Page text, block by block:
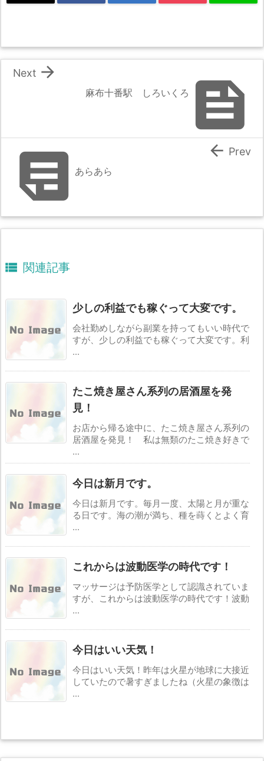

麻布十番駅 しろいくろ

Next
あらあら
 Prev
 関連記事
少しの利益でも稼ぐって大変です。
会社勤めしながら副業を持ってもいい時代で
すが、少しの利益でも稼ぐって大変です。利
...
たこ焼き屋さん系列の居酒屋を発
見！
お店から帰る途中に、たこ焼き屋さん系列の
居酒屋を発見！ 私は無類のたこ焼き好きで
...
今日は新月です。
今日は新月です。毎月一度、太陽と月が重な
る日です。海の潮が満ち、種を蒔くとよく育
...
これからは波動医学の時代です！
マッサージは予防医学として認識されていま
すが、これからは波動医学の時代です！波動
...
今日はいい天気！
今日はいい天気！昨年は火星が地球に大接近
していたので暑すぎましたね（火星の象徴は
...